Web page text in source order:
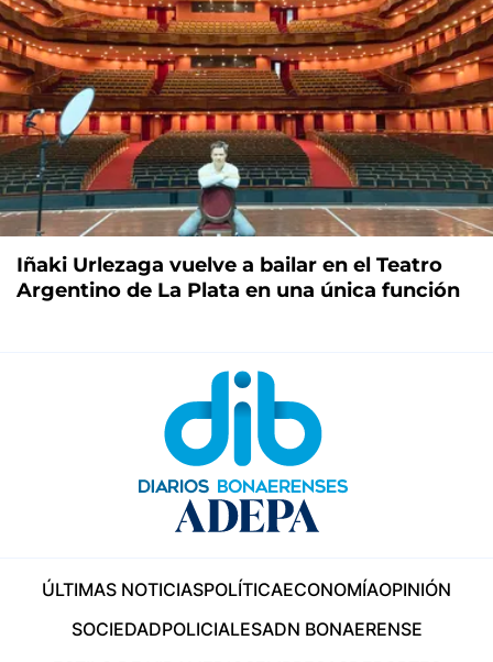
Iñaki Urlezaga vuelve a bailar en el Teatro
Argentino de La Plata en una única función
ÚLTIMAS NOTICIASPOLÍTICAECONOMÍAOPINIÓN
SOCIEDADPOLICIALESADN BONAERENSE